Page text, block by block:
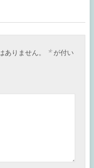
ありません。 *が付い